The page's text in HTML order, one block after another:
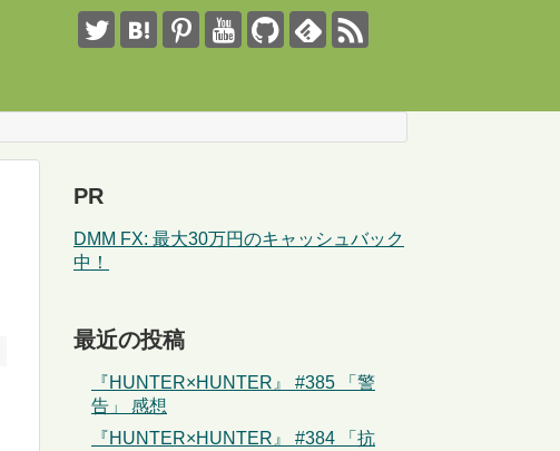
PR
DMM FX: 最大30万円のキャッシュバック
中！
最近の投稿
『HUNTER×HUNTER』 #385 「警
告」 感想
『HUNTER×HUNTER』 #384 「抗